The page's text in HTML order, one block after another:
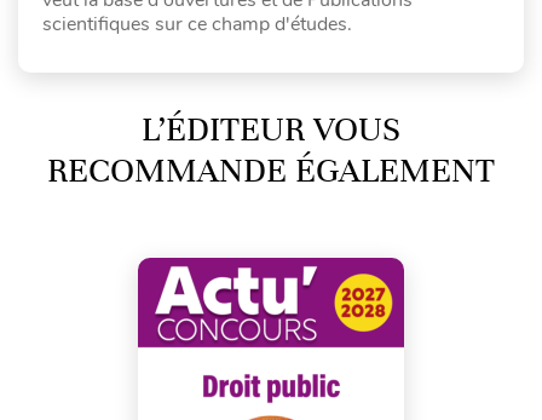
scientifiques sur ce champ d'études.
L’ÉDITEUR VOUS
RECOMMANDE ÉGALEMENT